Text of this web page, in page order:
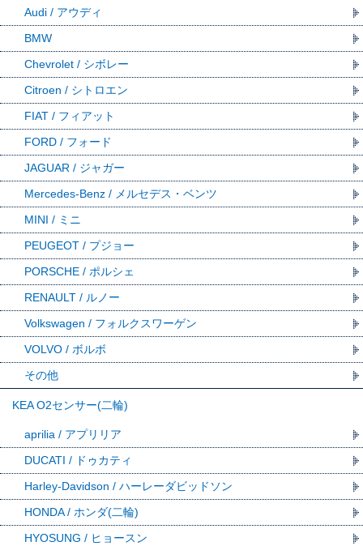
Audi / アウディ
BMW
Chevrolet / シボレー
Citroen / シトロエン
FIAT / フィアット
FORD / フォード
JAGUAR / ジャガー
Mercedes-Benz / メルセデス・ベンツ
MINI / ミニ
PEUGEOT / プジョー
PORSCHE / ポルシェ
RENAULT / ルノー
Volkswagen / フォルクスワーゲン
VOLVO / ボルボ
その他
KEA O2センサー(二輪)
aprilia / アプリリア
DUCATI / ドゥカティ
Harley-Davidson / ハーレーダビッドソン
HONDA / ホンダ(二輪)
HYOSUNG / ヒョースン